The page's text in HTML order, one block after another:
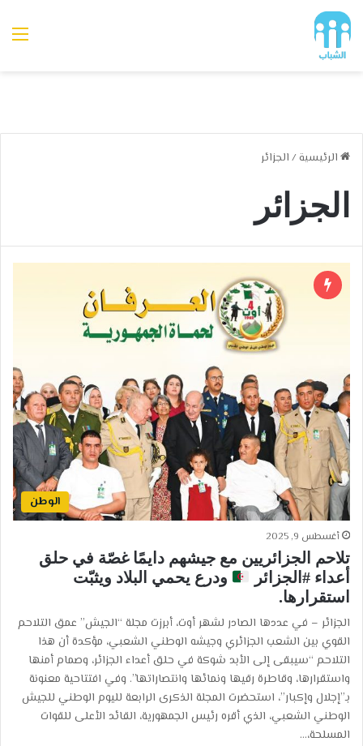
الرئيسية / الجزائر
الجزائر
الوطن
أغسطس 9, 2025
تلاحم الجزائريين مع جيشهم دايمًا غصّة في حلق
أعداء #الجزائر
ودرع يحمي البلاد ويثبّت
استقرارها.
الجزائر – في عددها الصادر لشهر أوت، أبرزت مجلة “الجيش” عمق التلاحم
القوي بين الشعب الجزائري وجيشه الوطني الشعبي، مؤكدة أن هذا
التلاحم “سيبقى إلى الأبد شوكة في حلق أعداء الجزائر، وصمام أمنها
واستقرارها، وقاطرة رقيها ونمائها وانتصاراتها”. وفي افتتاحية معنونة
بـ”إجلال وإكبار”، استحضرت المجلة الذكرى الرابعة لليوم الوطني للجيش
الوطني الشعبي، الذي أقره رئيس الجمهورية، القائد الأعلى للقوات
المسلحة،…